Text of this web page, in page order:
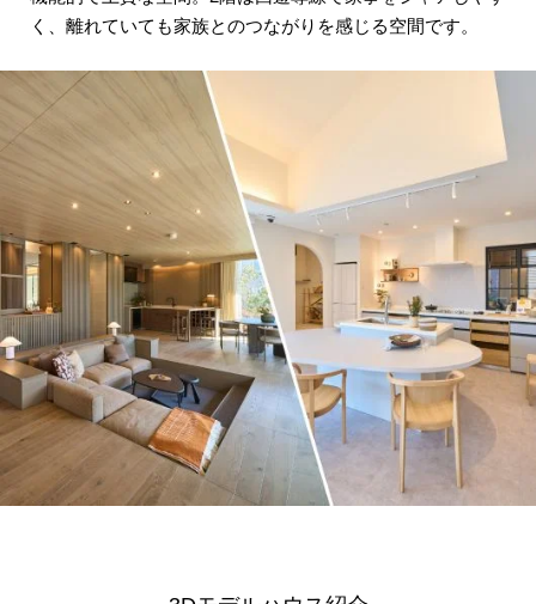
く、離れていても家族とのつながりを感じる空間です。